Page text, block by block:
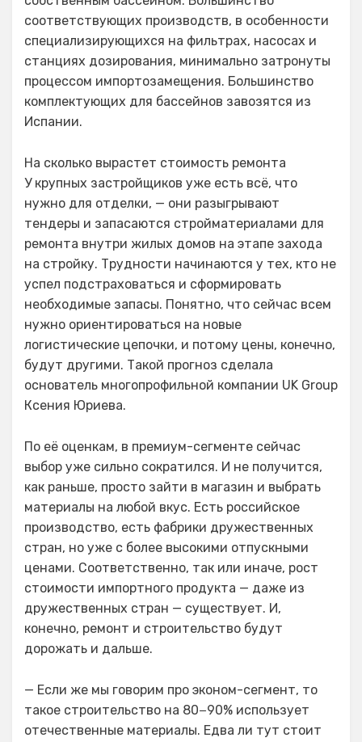
соответствующих производств, в особенности
специализирующихся на фильтрах, насосах и
станциях дозирования, минимально затронуты
процессом импортозамещения. Большинство
комплектующих для бассейнов завозятся из
Испании.
На сколько вырастет стоимость ремонта
У крупных застройщиков уже есть всё, что
нужно для отделки, — они разыгрывают
тендеры и запасаются стройматериалами для
ремонта внутри жилых домов на этапе захода
на стройку. Трудности начинаются у тех, кто не
успел подстраховаться и сформировать
необходимые запасы. Понятно, что сейчас всем
нужно ориентироваться на новые
логистические цепочки, и потому цены, конечно,
будут другими. Такой прогноз сделала
основатель многопрофильной компании UK Group
Ксения Юриева.
По её оценкам, в премиум-сегменте сейчас
выбор уже сильно сократился. И не получится,
как раньше, просто зайти в магазин и выбрать
материалы на любой вкус. Есть российское
производство, есть фабрики дружественных
стран, но уже с более высокими отпускными
ценами. Соответственно, так или иначе, рост
стоимости импортного продукта — даже из
дружественных стран — существует. И,
конечно, ремонт и строительство будут
дорожать и дальше.
— Если же мы говорим про эконом-сегмент, то
такое строительство на 80−90% использует
отечественные материалы. Едва ли тут стоит